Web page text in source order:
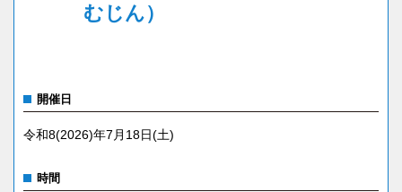
むじん）
開催日
令和8(2026)年7月18日(土)
時間